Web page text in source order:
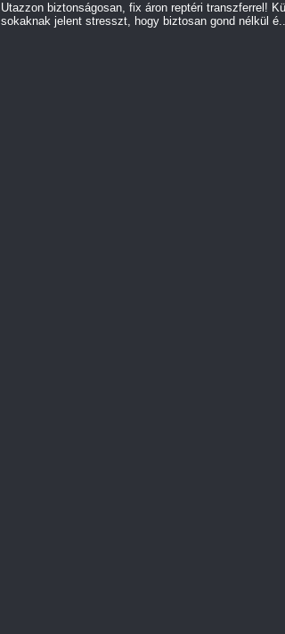
Utazzon biztonságosan, fix áron reptéri transzferrel!
sokaknak jelent stresszt, hogy biztosan gond nélkül